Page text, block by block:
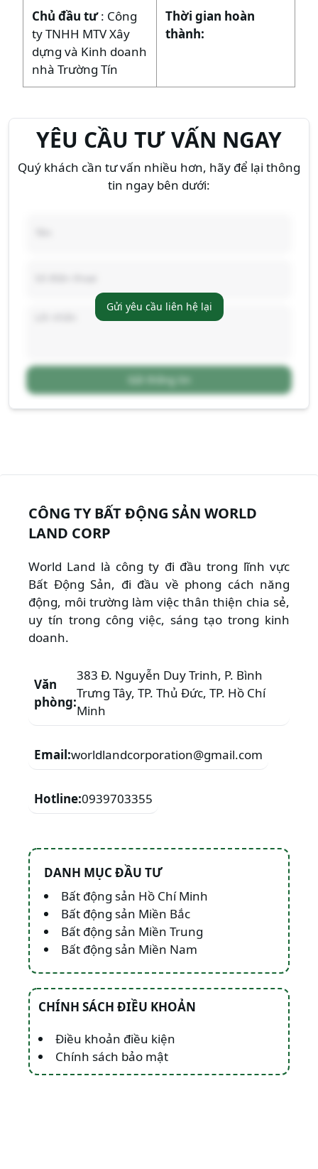
Chủ đầu tư: Công
ty TNHH MTV Xây
dựng và Kinh doanh
nhà Trường Tín
Thời gian hoàn
thành:
YÊU CẦU TƯ VẤN NGAY
Quý khách cần tư vấn nhiều hơn, hãy để lại thông
tin ngay bên dưới:
Gửi thông tin
Gửi yêu cầu liên hệ lại
CÔNG TY BẤT ĐỘNG SẢN WORLD
LAND CORP
World Land là công ty đi đầu trong lĩnh vực
Bất Động Sản, đi đầu về phong cách năng
động, môi trường làm việc thân thiện chia sẻ,
uy tín trong công việc, sáng tạo trong kinh
doanh.
Văn
phòng:
383 Đ. Nguyễn Duy Trinh, P. Bình
Trưng Tây, TP. Thủ Đức, TP. Hồ Chí
Minh
Email:worldlandcorporation@gmail.com
Hotline:0939703355
DANH MỤC ĐẦU TƯ
Bất động sản Hồ Chí Minh
Bất động sản Miền Bắc
Bất động sản Miền Trung
Bất động sản Miền Nam
CHÍNH SÁCH ĐIỀU KHOẢN
Điều khoản điều kiện
Chính sách bảo mật